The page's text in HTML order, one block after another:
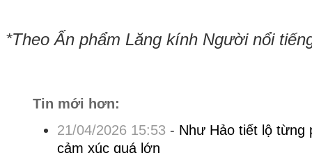
*Theo Ấn phẩm Lăng kính Người nổi
Tin mới hơn:
21/04/2026 15:53 - Như Hảo tiết lộ từng
cảm xúc quá lớn